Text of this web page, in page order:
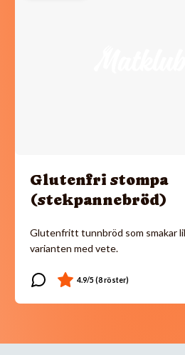
Glutenfri stompa
(stekpannebröd)
Glutenfritt tunnbröd som smakar
varianten med vete.